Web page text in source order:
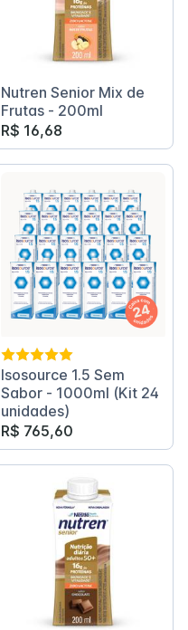
Nutren Senior Mix de
Frutas - 200ml
R$ 16,68
Isosource 1.5 Sem
Sabor - 1000ml (Kit 24
unidades)
R$ 765,60